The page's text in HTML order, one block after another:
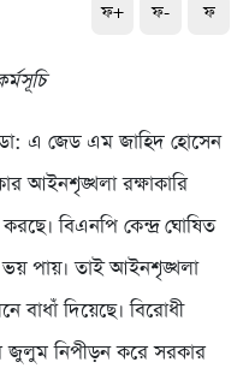
ফ+ ফ- ফ
ডা: এ জেড এম জাহিদ হোসেন
আইনশৃঙ্খলা রক্ষাকারি
বিএনপি কেন্দ্র ঘোষিত
ভয় পায়। তাই আইনশৃঙ্খলা
বাধাঁ দিয়েছে। বিরোধী
জুলুম নিপীড়ন করে সরকার